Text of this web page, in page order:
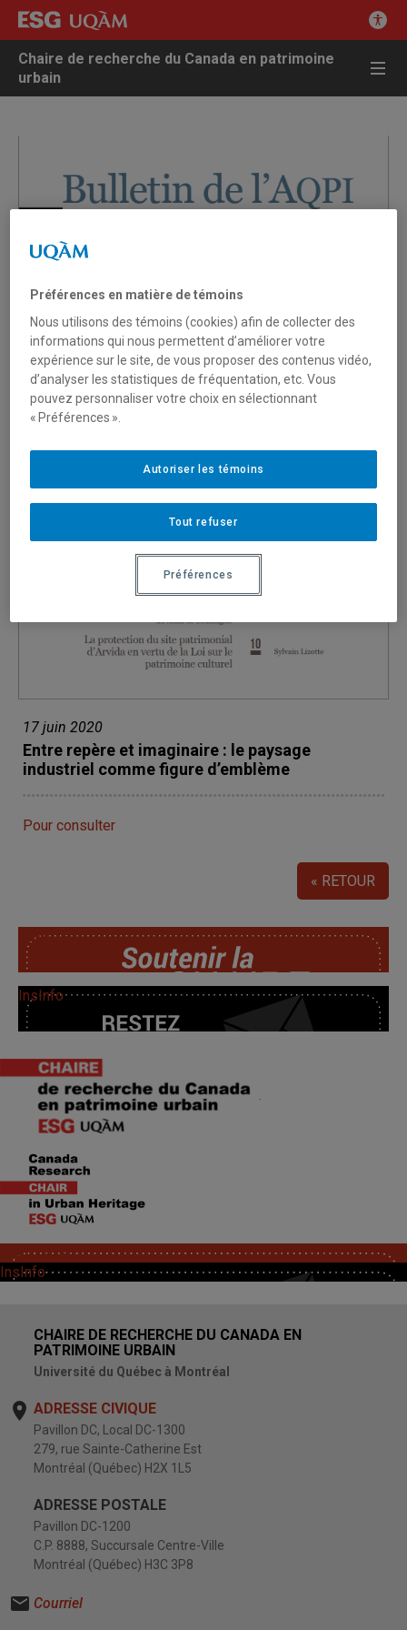
Chaire de recherche du Canada en patrimoine
urbain
17 juin 2020
Entre repère et imaginaire : le paysage
industriel comme figure d’emblème
Pour consulter
« RETOUR
SoutChaire
InsInfo
SoutChaire
InsInfo
CHAIRE DE RECHERCHE DU CANADA EN
PATRIMOINE URBAIN
Université du Québec à Montréal
ADRESSE CIVIQUE
Pavillon DC, Local DC-1300
279, rue Sainte-Catherine Est
Montréal (Québec) H2X 1L5
ADRESSE POSTALE
Pavillon DC-1200
C.P. 8888, Succursale Centre-Ville
Montréal (Québec) H3C 3P8
Courriel
Préférences en matière de témoins
Nous utilisons des témoins (cookies) afin de collecter des
informations qui nous permettent d’améliorer votre
expérience sur le site, de vous proposer des contenus vidéo,
d’analyser les statistiques de fréquentation, etc. Vous
pouvez personnaliser votre choix en sélectionnant
« Préférences ».
Tout refuser
Autoriser les témoins
Préférences